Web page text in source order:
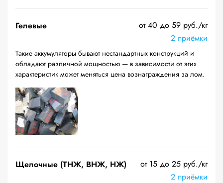
Гелевые
от 40 до 59 руб./кг
2 приёмки
Такие аккумуляторы бывают нестандартных конструкций и
обладают различной мощностью — в зависимости от этих
характеристик может меняться цена вознаграждения за лом.
Щелочные (ТНЖ, ВНЖ, НЖ)
от 15 до 25 руб./кг
2 приёмки